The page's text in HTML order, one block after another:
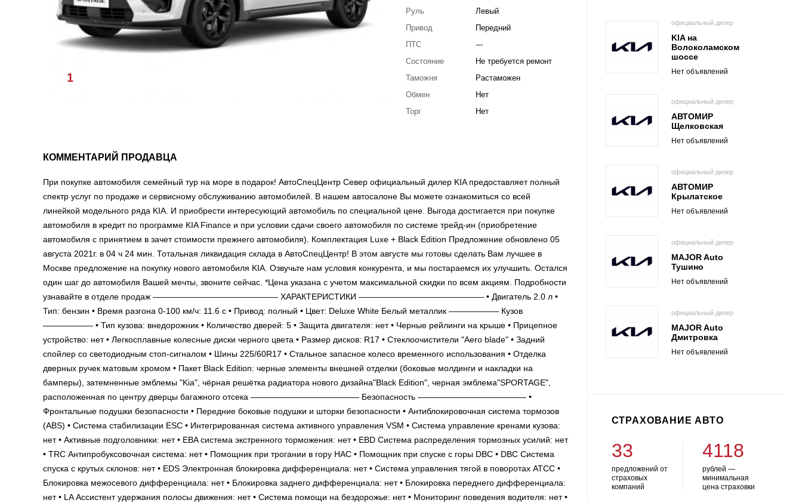
1
Руль
Левый
Привод
Передний
ПТС
---
Состояние
Не требуется ремонт
Таможня
Растаможен
Обмен
Нет
Торг
Нет
КОММЕНТАРИЙ ПРОДАВЦА
При покупке автомобиля семейный тур на море в подарок! АвтоСпецЦентр Север официальный дилер KIA предоставляет полный
спектр услуг по продаже и сервисному обслуживанию автомобилей. В нашем автосалоне Вы можете ознакомиться со всей
линейкой модельного ряда KIA. И приобрести интересующий автомобиль по специальной цене. Выгода достигается при покупке
автомобиля в кредит по программе KIA Finance и при условии сдачи своего автомобиля по системе трейд-ин (приобретение
автомобиля с принятием в зачет стоимости прежнего автомобиля). Комплектация Luxe + Black Edition Предложение обновлено 05
августа 2021г. в 04 ч 24 мин. Тотальная ликвидация склада в АвтоСпецЦентр! В этом августе мы готовы сделать Вам лучшее в
Москве предложение на покупку нового автомобиля KIA. Озвучьте нам условия конкурента, и мы постараемся их улучшить. Остался
один шаг до автомобиля Вашей мечты, звоните сейчас. *Цена указана с учетом максимальной скидки по всем акциям. Подробности
узнавайте в отделе продаж ——————————————— ХАРАКТЕРИСТИКИ ——————————————— • Двигатель 2.0 л •
Тип: бензин • Время разгона 0-100 км/ч: 11.6 c • Привод: полный • Цвет: Deluxe White Белый металлик —————— Кузов
—————— • Тип кузова: внедорожник • Количество дверей: 5 • Защита двигателя: нет • Черные рейлинги на крыше • Прицепное
устройство: нет • Легкосплавные колесные диски черного цвета • Размер дисков: R17 • Cтеклоочистители "Aero blade" • Задний
спойлер со светодиодным стоп-сигналом • Шины 225/60R17 • Стальное запасное колесо временного использования • Отделка
дверных ручек матовым хромом • Пакет Black Edition: черные элементы внешней отделки (боковые молдинги и накладки на
бамперы), затемненные эмблемы "Kia", чёрная решётка радиатора нового дизайна"Black Edition", черная эмблема"SPORTAGE",
расположенная по центру дверцы багажного отсека ————————————— Безопасность ————————————— •
Фронтальные подушки безопасности • Передние боковые подушки и шторки безопасности • Антиблокировочная система тормозов
(ABS) • Система стабилизации ESC • Интегрированная система активного управления VSM • Система управление кренами кузова:
нет • Активные подголовники: нет • EBA система экстренного торможения: нет • EBD Система распределения тормозных усилий: нет
• TRC Антипробуксовочная система: нет • Помощник при трогании в гору HAC • Помощник при спуске с горы DBC • DBC Система
спуска с крутых склонов: нет • EDS Электронная блокировка дифференциала: нет • Система управления тягой в поворотах ATCC •
Блокировка межосевого дифференциала: нет • Блокировка заднего дифференциала: нет • Блокировка переднего дифференциала:
нет • LA Ассистент удержания полосы движения: нет • Система помощи на бездорожье: нет • Мониторинг поведения водителя: нет •
официальный дилер
KIA на
Волоколамском
шоссе
Нет объявлений
официальный дилер
АВТОМИР
Щелковская
Нет объявлений
официальный дилер
АВТОМИР
Крылатское
Нет объявлений
официальный дилер
MAJOR Auto
Тушино
Нет объявлений
официальный дилер
MAJOR Auto
Дмитровка
Нет объявлений
СТРАХОВАНИЕ АВТО
33
предложений от
страховых
компаний
4118
рублей —
минимальная
цена страховки